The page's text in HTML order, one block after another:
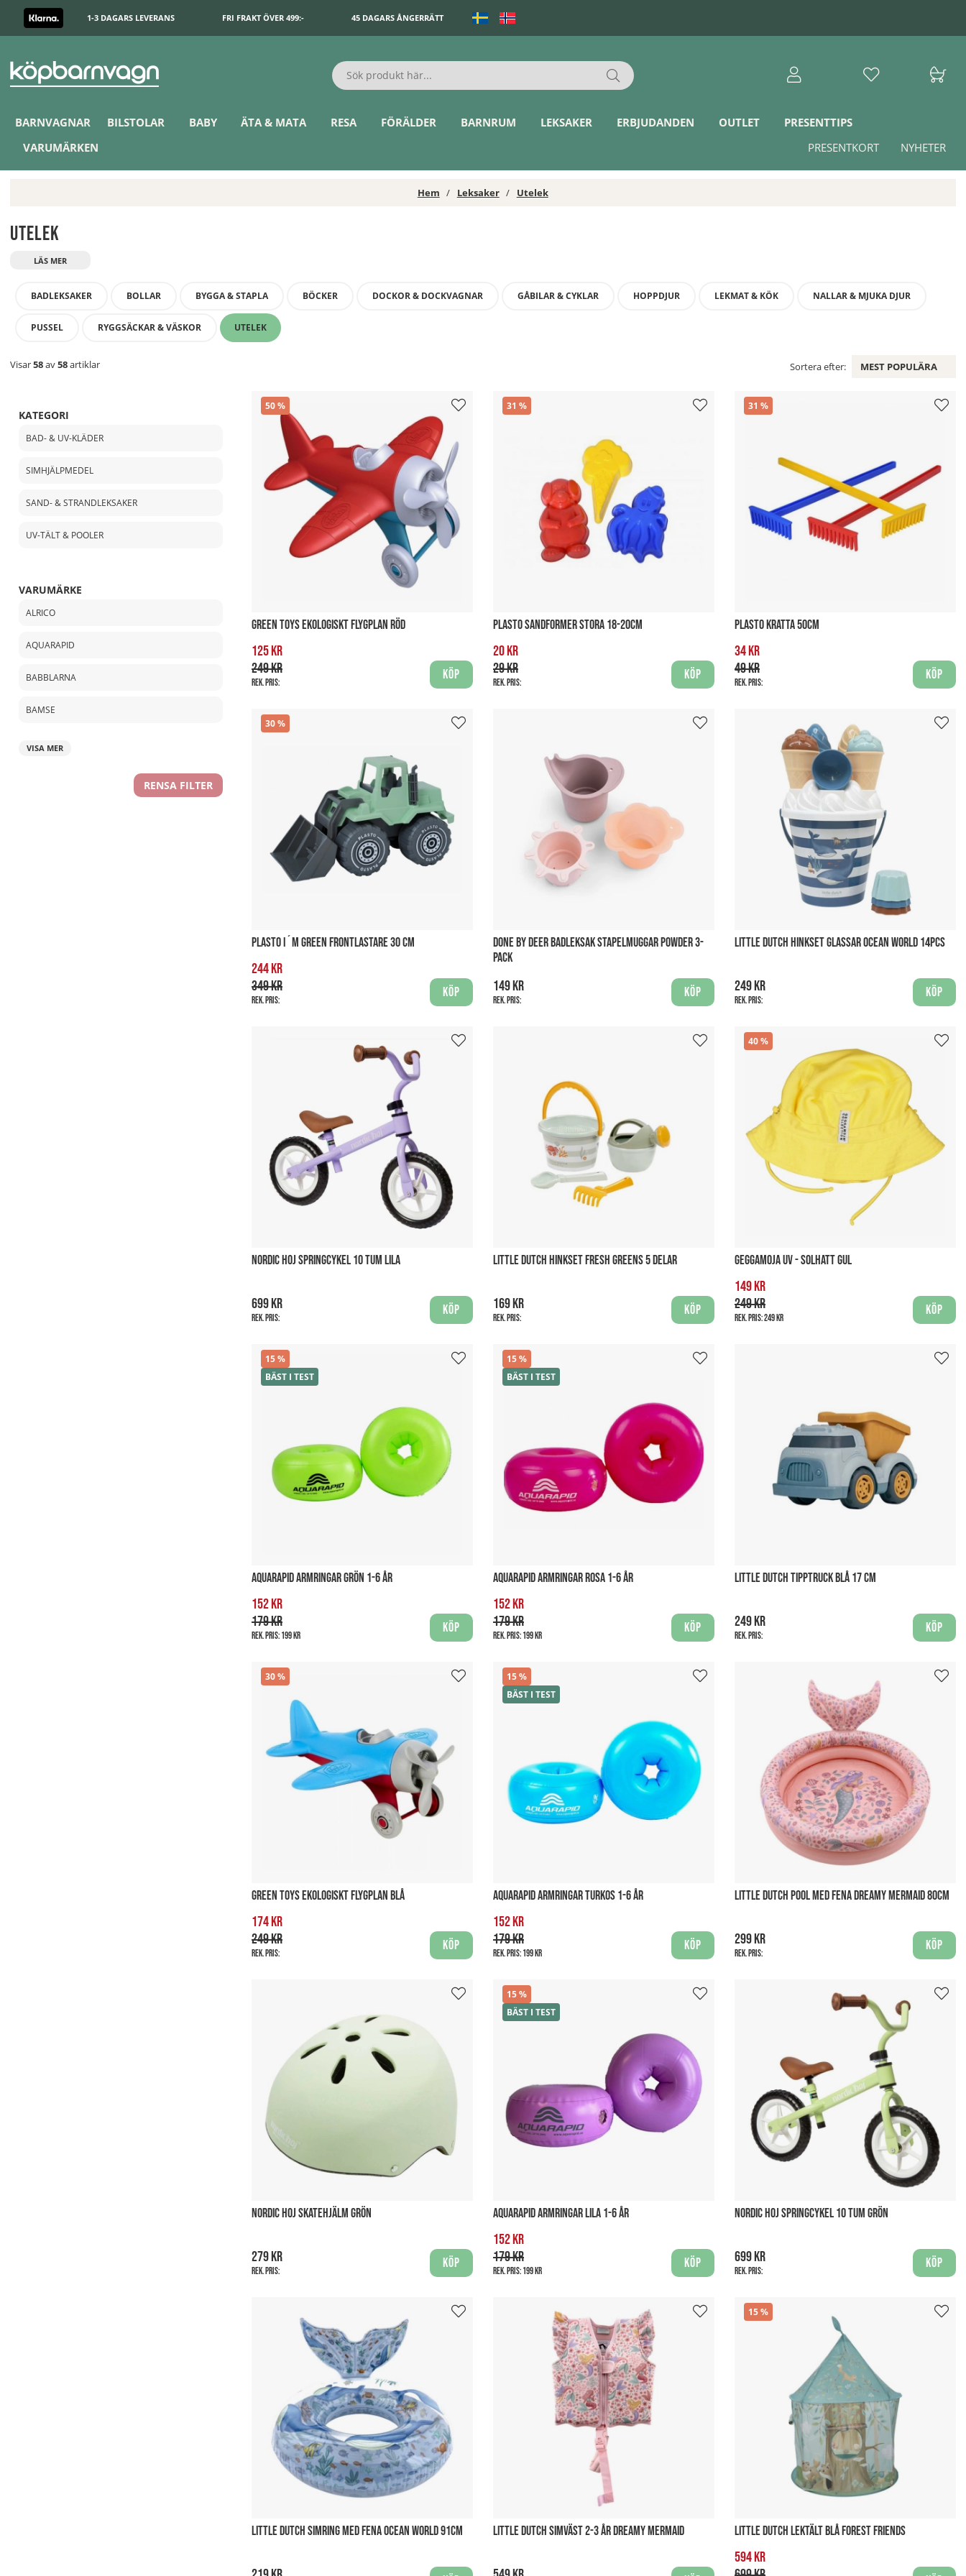
1-3 DAGARS LEVERANS FRI FRAKT ÖVER 499:- 45 DAGARS ÅNGERRÄTT
BARNVAGNAR BILSTOLAR BABY ÄTA & MATA RESA FÖRÄLDER BARNRUM LEKSAKER ERBJUDANDEN OUTLET
PRESENTTIPS
VARUMÄRKEN
NYHETER
PRESENTKORT
Hem Leksaker Utelek
Utelek
BADLEKSAKER BOLLAR BYGGA & STAPLA BÖCKER DOCKOR & DOCKVAGNAR GÅBILAR & CYKLAR HOPPDJUR LEKMAT & KÖK NALLAR & MJUKA DJUR
PUSSEL RYGGSÄCKAR & VÄSKOR UTELEK
Visar58av58artiklar Sortera efter: MEST POPULÄRA
KATEGORI
BAD- & UV-KLÄDER
SIMHJÄLPMEDEL
SAND- & STRANDLEKSAKER
UV-TÄLT & POOLER
VARUMÄRKE
ALRICO
AQUARAPID
BABBLARNA
BAMSE
VISA MER
RENSA FILTER
50
GREEN TOYS EKOLOGISKT FLYGPLAN RÖD
125 kr
249 kr
Rek. pris:
Köp
31
PLASTO SANDFORMER STORA 18-20CM
20 kr
29 kr
Rek. pris:
Köp
31
PLASTO KRATTA 50CM
34 kr
49 kr
Rek. pris:
Köp
30
PLASTO I´M GREEN FRONTLASTARE 30 CM
244 kr
349 kr
Rek. pris:
Köp
DONE BY DEER BADLEKSAK STAPELMUGGAR POWDER 3-
PACK
149 kr
Rek. pris:
Köp
LITTLE DUTCH HINKSET GLASSAR OCEAN WORLD 14PCS
249 kr
Rek. pris:
Köp
NORDIC HOJ SPRINGCYKEL 10 TUM LILA
699 kr
Rek. pris:
Köp
LITTLE DUTCH HINKSET FRESH GREENS 5 DELAR
169 kr
Rek. pris:
Köp
40
GEGGAMOJA UV - SOLHATT GUL
149 kr
249 kr
Rek. pris:249 kr
Köp
15
BÄST I TEST
AQUARAPID ARMRINGAR GRÖN 1-6 ÅR
152 kr
179 kr
Rek. pris:199 kr
Köp
15
BÄST I TEST
AQUARAPID ARMRINGAR ROSA 1-6 ÅR
152 kr
179 kr
Rek. pris:199 kr
Köp
LITTLE DUTCH TIPPTRUCK BLÅ 17 CM
249 kr
Rek. pris:
Köp
30
GREEN TOYS EKOLOGISKT FLYGPLAN BLÅ
174 kr
249 kr
Rek. pris:
Köp
15
BÄST I TEST
AQUARAPID ARMRINGAR TURKOS 1-6 ÅR
152 kr
179 kr
Rek. pris:199 kr
Köp
LITTLE DUTCH POOL MED FENA DREAMY MERMAID 80CM
299 kr
Rek. pris:
Köp
NORDIC HOJ SKATEHJÄLM GRÖN
279 kr
Rek. pris:
Köp
15
BÄST I TEST
AQUARAPID ARMRINGAR LILA 1-6 ÅR
152 kr
179 kr
Rek. pris:199 kr
Köp
NORDIC HOJ SPRINGCYKEL 10 TUM GRÖN
699 kr
Rek. pris:
Köp
LITTLE DUTCH SIMRING MED FENA OCEAN WORLD 91CM LITTLE DUTCH SIMVÄST 2-3 ÅR DREAMY MERMAID
15
LITTLE DUTCH LEKTÄLT BLÅ FOREST FRIENDS
594 kr